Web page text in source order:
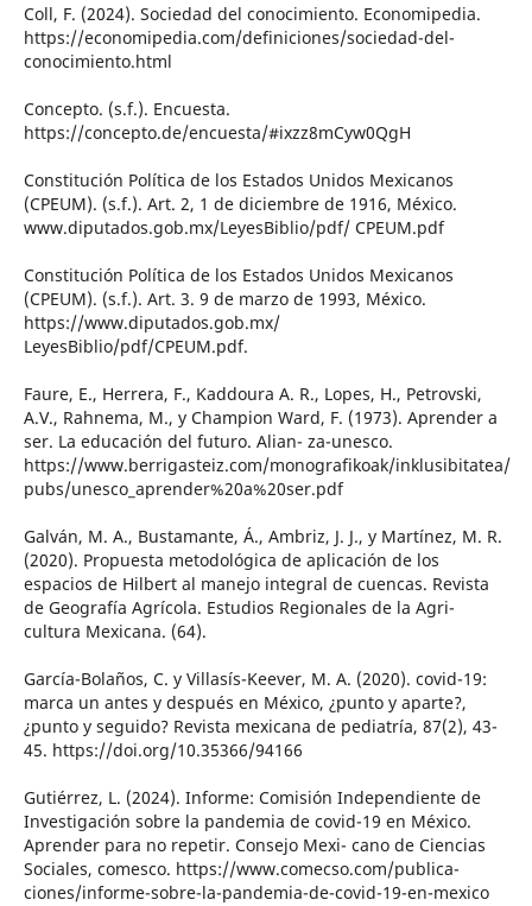
Coll, F. (2024). Sociedad del conocimiento. Economipedia.
https://economipedia.com/definiciones/sociedad-del-
conocimiento.html
Concepto. (s.f.). Encuesta.
https://concepto.de/encuesta/#ixzz8mCyw0QgH
Constitución Política de los Estados Unidos Mexicanos
(CPEUM). (s.f.). Art. 2, 1 de diciembre de 1916, México.
www.diputados.gob.mx/LeyesBiblio/pdf/ CPEUM.pdf
Constitución Política de los Estados Unidos Mexicanos
(CPEUM). (s.f.). Art. 3. 9 de marzo de 1993, México.
https://www.diputados.gob.mx/
LeyesBiblio/pdf/CPEUM.pdf.
Faure, E., Herrera, F., Kaddoura A. R., Lopes, H., Petrovski,
A.V., Rahnema, M., y Champion Ward, F. (1973). Aprender a
ser. La educación del futuro. Alian- za-unesco.
https://www.berrigasteiz.com/monografikoak/inklusibitatea/
pubs/unesco_aprender%20a%20ser.pdf
Galván, M. A., Bustamante, Á., Ambriz, J. J., y Martínez, M. R.
(2020). Propuesta metodológica de aplicación de los
espacios de Hilbert al manejo integral de cuencas. Revista
de Geografía Agrícola. Estudios Regionales de la Agri-
cultura Mexicana. (64).
García-Bolaños, C. y Villasís-Keever, M. A. (2020). covid-19:
marca un antes y después en México, ¿punto y aparte?,
¿punto y seguido? Revista mexicana de pediatría, 87(2), 43-
45. https://doi.org/10.35366/94166
Gutiérrez, L. (2024). Informe: Comisión Independiente de
Investigación sobre la pandemia de covid-19 en México.
Aprender para no repetir. Consejo Mexi- cano de Ciencias
Sociales, comesco. https://www.comecso.com/publica-
ciones/informe-sobre-la-pandemia-de-covid-19-en-mexico